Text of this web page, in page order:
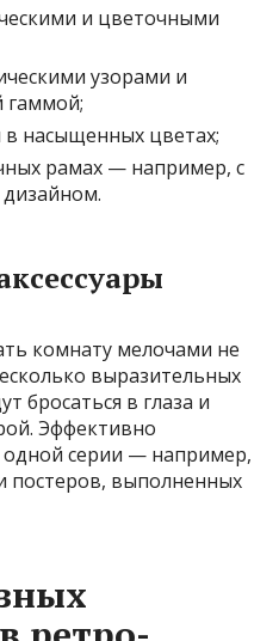
и цветочными
узорами и
гаммой;
насыщенных цветах;
рамах — например, с
комнату мелочами не
выразительных
бросаться в глаза и
Эффективно
серии — например,
постеров, выполненных